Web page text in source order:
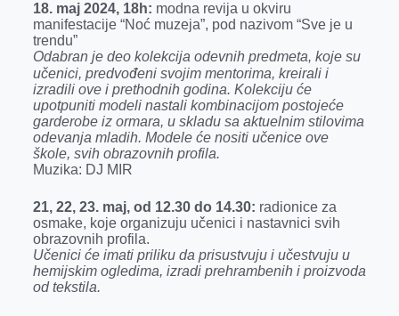
18. maj 2024, 18h: modna revija u okviru
manifestacije “Noć muzeja”, pod nazivom “Sve je u
trendu”
Odabran je deo kolekcija odevnih predmeta, koje su
učenici, predvođeni svojim mentorima, kreirali i
izradili ove i prethodnih godina. Kolekciju će
upotpuniti modeli nastali kombinacijom postojeće
garderobe iz ormara, u skladu sa aktuelnim stilovima
odevanja mladih. Modele će nositi učenice ove
škole, svih obrazovnih profila.
Muzika: DJ MIR
21, 22, 23. maj, od 12.30 do 14.30: radionice za
osmake, koje organizuju učenici i nastavnici svih
obrazovnih profila.
Učenici će imati priliku da prisustvuju i učestvuju u
hemijskim ogledima, izradi prehrambenih i proizvoda
od tekstila.